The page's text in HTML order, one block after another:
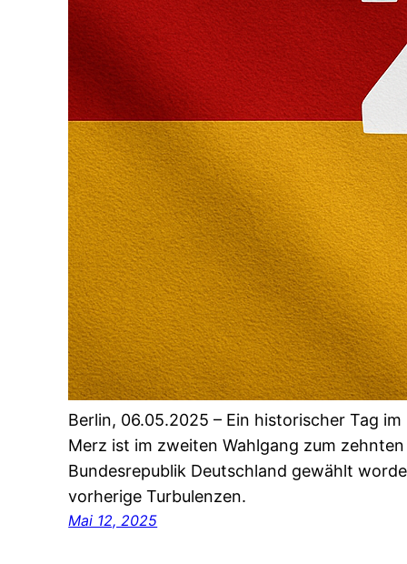
Berlin, 06.05.2025 – Ein historischer Tag
Merz ist im zweiten Wahlgang zum
Bundesrepublik Deutschland gewählt
vorherige Turbulenzen.
Mai 12, 2025